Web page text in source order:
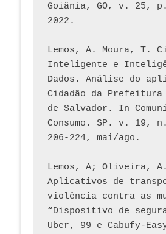
Goiânia, GO, v. 25,
2022.
Lemos, A. Moura, T.
Inteligente e
Dados. Análise do
Cidadão da
de Salvador. In
Consumo. SP. v. 19,
206-224, mai/ago.
Lemos, A; Oliveira, A.
Aplicativos de
violência contra as
“Dispositivo de
Uber, 99 e Cabufy-